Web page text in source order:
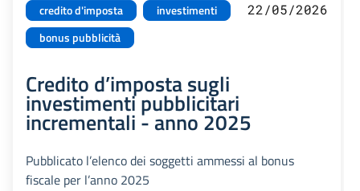
credito d'imposta
investimenti
bonus pubblicità
22/05/2026
Credito d’imposta sugli
investimenti pubblicitari
incrementali - anno 2025
Pubblicato l’elenco dei soggetti ammessi al bonus
fiscale per l’anno 2025